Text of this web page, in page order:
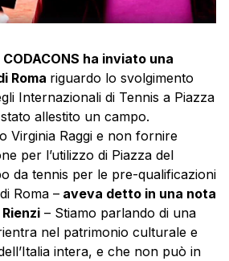
CODACONS ha inviato una
Roma riguardo lo svolgimento
Internazionali di Tennis a Piazza
allestito un campo.
Virginia Raggi e non fornire
per l’utilizzo di Piazza del
da tennis per le pre-qualificazioni
Roma – aveva detto in una nota
– Stiamo parlando di una
nel patrimonio culturale e
intera, e che non può in